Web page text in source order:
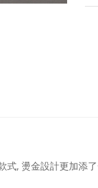
式, 燙金設計更加添